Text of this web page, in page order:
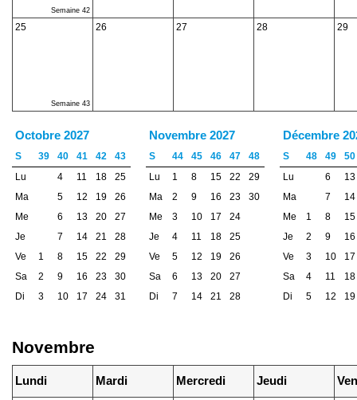
Semaine 42
25
Semaine 43
26 27 28 29
Octobre 2027
S 39 40 41 42
43
Lu
4 11 18
25
Ma
5 12 19
26
Me
6 13 20
27
Je
7 14 21
28
Ve
1 8 15 22
29
Sa
2 9 16 23
30
Di
3 10 17 24 31
Novembre 2027
S 44 45 46 47
48
Lu
1 8 15 22
29
Ma
2 9 16 23
30
Me
3 10 17
24
Je
4 11 18
25
Ve
5 12 19
26
Sa
6 13 20
27
Di
7 14 21 28
Décembre
S 48 49
50
Lu
6
13
Ma
7
14
Me
1 8
15
Je
2 9
16
Ve
3 10
17
Sa
4 11
18
Di
5 12 19
Novembre
Lundi Mardi Mercredi Jeudi